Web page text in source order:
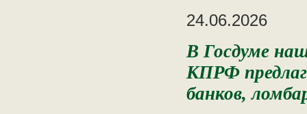
24.06.2026
В Госдуме
КПРФ
банков,